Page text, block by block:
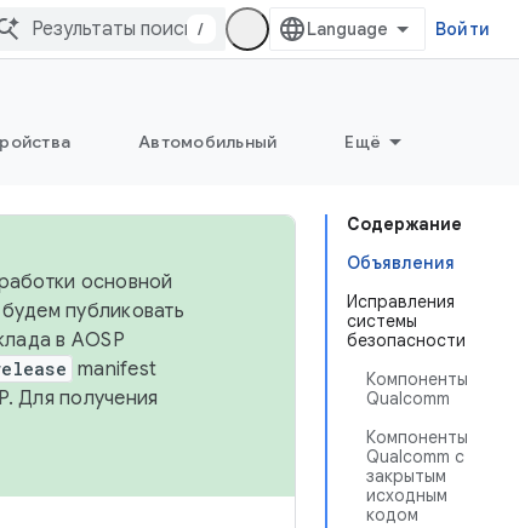
/ Войти
Автомобильный Ещё
Содержание
Объявления
Исправления
системы
безопасности
Компоненты
Qualcomm
Компоненты
Qualcomm с
закрытым
исходным
кодом
основной
публиковать
в AOSP
manifest
Для получения